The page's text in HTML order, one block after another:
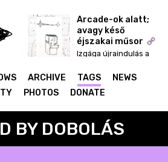
ON AIR
Arcade-ok alatt;
avagy késő
éjszakai műsor
Izgága újraindulás a
ARCHIVE TAGS
NEWS
PHOTOS DONATE
BY DOBOLÁS